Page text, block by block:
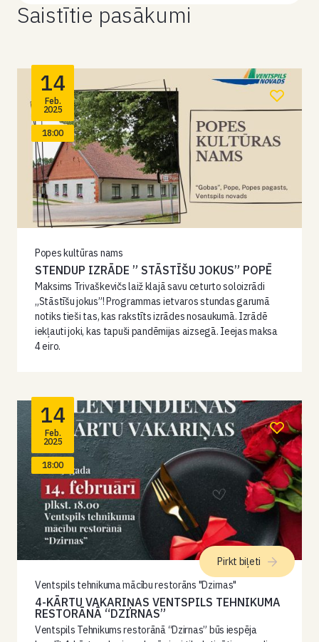
Saistītie pasākumi
14
Feb.
2025
18:00
Popes kultūras nams
STENDUP IZRĀDE ” STĀSTĪŠU JOKUS” POPĒ
Maksims Trivaškevičs laiž klajā savu ceturto soloizrādi
„Stāstīšu jokus”! Programmas ietvaros stundas garumā
notiks tieši tas, kas rakstīts izrādes nosaukumā. Izrādē
iekļauti joki, kas tapuši pandēmijas aizsegā. Ieejas maksa
4 eiro.
14
Feb.
2025
18:00
Ventspils tehnikuma mācību restorāns "Dzirnas"
4-KĀRTU VAKARIŅAS VENTSPILS TEHNIKUMA
RESTORĀNĀ “DZIRNAS”
Ventspils Tehnikums restorānā “Dzirnas” būs iespēja
Pirkt biļeti